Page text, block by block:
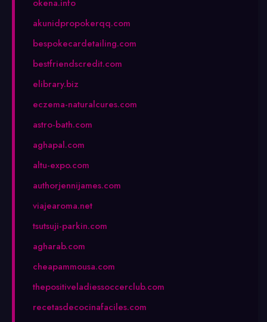
okena.info
akunidpropokerqq.com
bespokecardetailing.com
bestfriendscredit.com
elibrary.biz
eczema-naturalcures.com
astro-bath.com
aghapal.com
altu-expo.com
authorjennijames.com
viajearoma.net
tsutsuji-parkin.com
agharab.com
cheapammousa.com
thepositiveladiessoccerclub.com
recetasdecocinafaciles.com